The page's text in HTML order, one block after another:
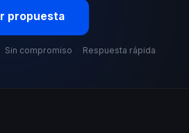
propuesta
Sin compromiso · Respuesta rápida